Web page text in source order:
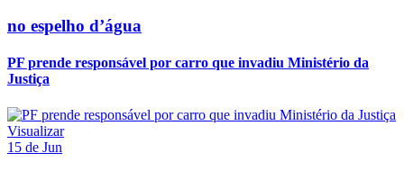
no espelho d’água
PF prende responsável por carro que invadiu Ministério da
Justiça
Visualizar
15 de Jun